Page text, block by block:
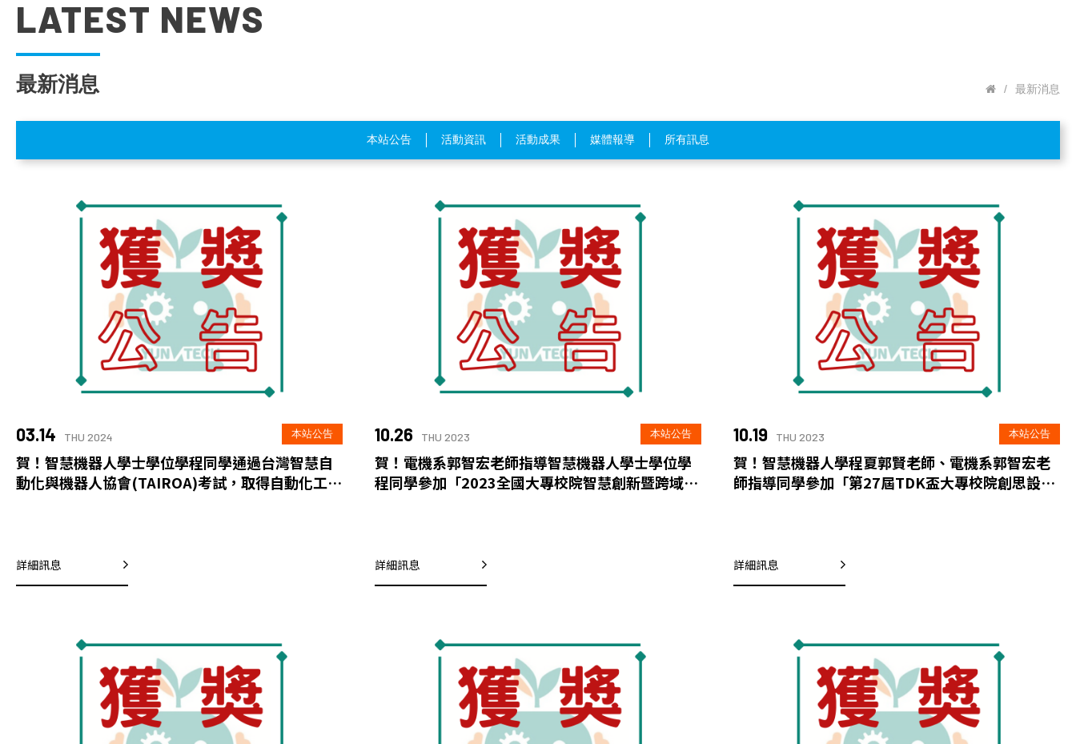
LATEST NEWS
最新消息 / 最新消息
本站公告 活動資訊 活動成果 媒體報導 所有訊息
03.14 THU 2024 本站公告
賀！智慧機器人學士學位學程同學通過台灣智慧自
動化與機器人協會(TAIROA)考試，取得自動化工程
詳細訊息
10.26 THU 2023 本站公告
賀！電機系郭智宏老師指導智慧機器人學士學位學
程同學參加「2023全國大專校院智慧創新暨跨域整
詳細訊息
10.19 THU 2023 本站公告
賀！智慧機器人學程夏郭賢老師、電機系郭智宏老
師指導同學參加「第27屆TDK盃大專校院創思設計
詳細訊息